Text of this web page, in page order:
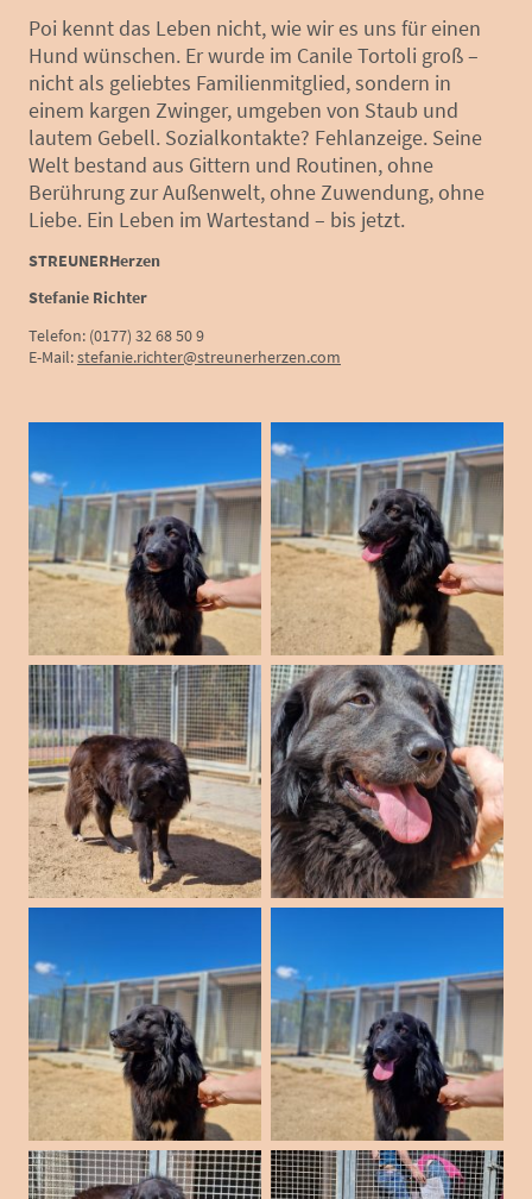
Poi kennt das Leben nicht, wie wir es uns für einen
Hund wünschen. Er wurde im Canile Tortoli groß –
nicht als geliebtes Familienmitglied, sondern in
einem kargen Zwinger, umgeben von Staub und
lautem Gebell. Sozialkontakte? Fehlanzeige. Seine
Welt bestand aus Gittern und Routinen, ohne
Berührung zur Außenwelt, ohne Zuwendung, ohne
Liebe. Ein Leben im Wartestand – bis jetzt.
STREUNERHerzen
Stefanie Richter
Telefon: (0177) 32 68 50 9
E-Mail:stefanie.richter@streunerherzen.com